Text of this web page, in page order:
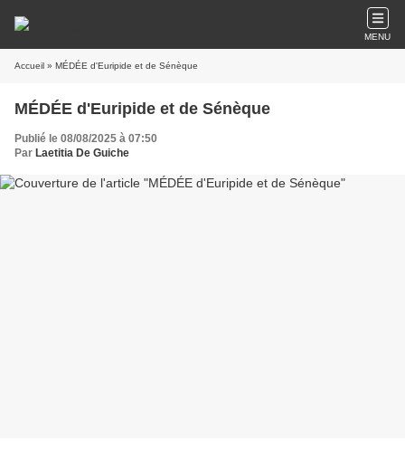
MENU
Accueil » MÉDÉE d'Euripide et de Sénèque
MÉDÉE d'Euripide et de Sénèque
Publié le 08/08/2025 à 07:50
Par Laetitia De Guiche